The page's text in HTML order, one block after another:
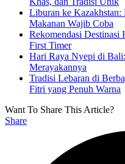
Liburan ke
Makanan Wajib Coba
Rekomendasi
First Timer
Hari Raya Nyepi di
Merayakannya
Tradisi Lebaran di
Fitri yang Penuh Warna
Want To Share This Article?
Share